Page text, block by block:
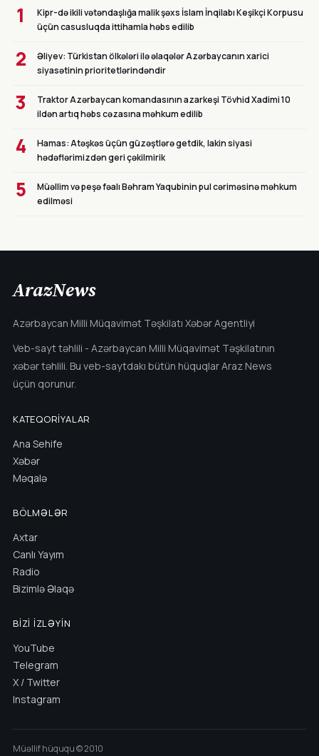
1
Kipr-də ikili vətəndaşlığa malik şəxs İslam İnqilabı Keşikçi Korpusu
üçün casusluqda ittihamla həbs edilib
2
Əliyev: Türkistan ölkələri ilə əlaqələr Azərbaycanın xarici
siyasətinin prioritetlərindəndir
3
Traktor Azərbaycan komandasının azarkeşi Tövhid Xadimi 10
ildən artıq həbs cəzasına məhkum edilib
4
Hamas: Atəşkəs üçün güzəştlərə getdik, lakin siyasi
hədəflərimizdən geri çəkilmirik
5
Müəllim və peşə fəalı Bəhram Yaqubinin pul cəriməsinə məhkum
edilməsi
ArazNews
Azərbaycan Milli Müqavimət Təşkilatı Xəbər Agentliyi
Veb-sayt təhlili - Azərbaycan Milli Müqavimət Təşkilatının
xəbər təhlili. Bu veb-saytdakı bütün hüquqlar Araz News
üçün qorunur.
KATEQORIYALAR
Ana Sehife
Xəbər
Məqalə
BÖLMƏLƏR
Axtar
Canlı Yayım
Radio
Bizimlə Əlaqə
BIZI İZLƏYIN
YouTube
Telegram
X / Twitter
Instagram
Müəllif hüququ © 2010